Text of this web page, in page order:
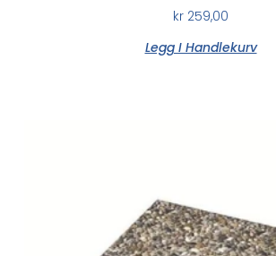
kr 259,00
Legg I Handlekurv